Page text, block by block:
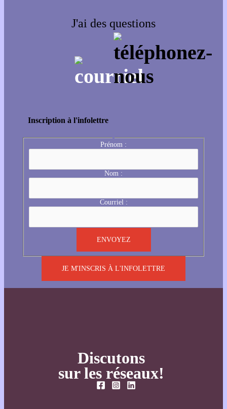
J'ai des questions
Inscription à l'infolettre
Prénom :
Nom :
Courriel :
JE M'INSCRIS À L'INFOLETTRE
Discutons
sur les réseaux!